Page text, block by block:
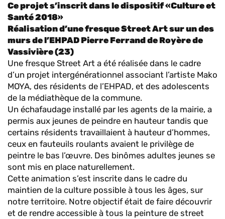
Ce projet s’inscrit dans le dispositif «Culture et
Santé 2018»
Réalisation d’une fresque Street Art sur un des
murs de l’EHPAD Pierre Ferrand de Royère de
Vassivière (23)
Une fresque Street Art a été réalisée dans le cadre
d’un projet intergénérationnel associant l’artiste Mako
MOYA, des résidents de l’EHPAD, et des adolescents
de la médiathèque de la commune.
Un échafaudage installé par les agents de la mairie, a
permis aux jeunes de peindre en hauteur tandis que
certains résidents travaillaient à hauteur d’hommes,
ceux en fauteuils roulants avaient le privilège de
peintre le bas l’œuvre. Des binômes adultes jeunes se
sont mis en place naturellement.
Cette animation s’est inscrite dans le cadre du
maintien de la culture possible à tous les âges, sur
notre territoire. Notre objectif était de faire découvrir
et de rendre accessible à tous la peinture de street